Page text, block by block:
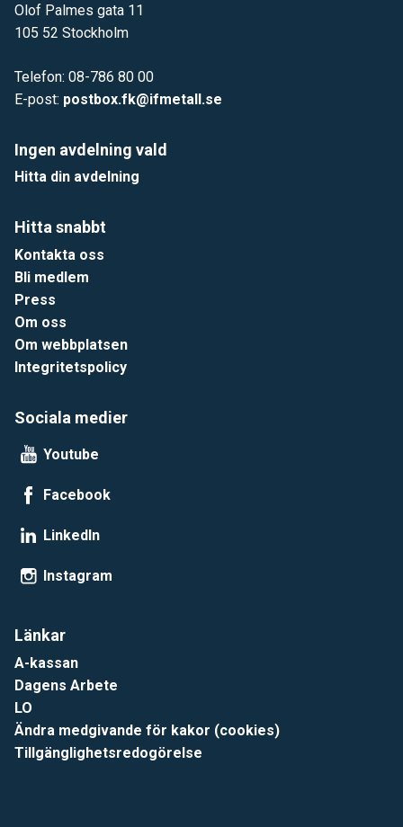
Olof Palmes gata 11
105 52 Stockholm
Telefon: 08-786 80 00
E-post: postbox.fk@ifmetall.se
Ingen avdelning vald
Hitta din avdelning
Hitta snabbt
Kontakta oss
Bli medlem
Press
Om oss
Om webbplatsen
Integritetspolicy
Sociala medier
Youtube
Facebook
LinkedIn
Instagram
Länkar
A-kassan
Dagens Arbete
LO
Ändra medgivande för kakor (cookies)
Tillgänglighetsredogörelse